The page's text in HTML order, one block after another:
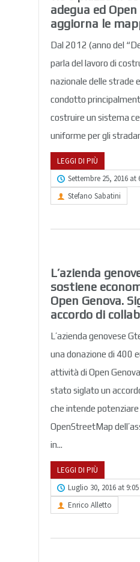
adegua ed Open
aggiorna le
Dal 2012 (anno del
parla del lavoro di
nazionale delle strade
condotto
costruire un sistema
uniforme per gli
LEGGI DI PIÙ
Settembre 25, 2016 at
Stefano Sabatini
L’azienda
sostiene
Open Genova.
accordo di
L’azienda genovese
una donazione di 400
attività di Open
stato siglato un
che intende potenziare
OpenStreetMap
in...
LEGGI DI PIÙ
Luglio 30, 2016 at
Enrico Alletto